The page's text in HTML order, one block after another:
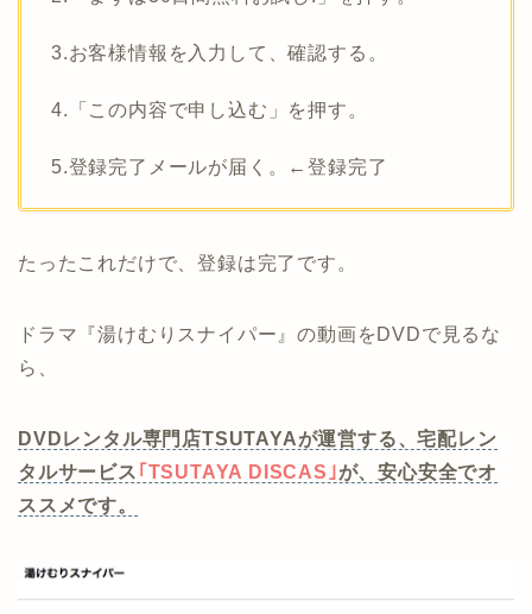
3.お客様情報を入力して、確認する。
4.「この内容で申し込む」を押す。
5.登録完了メールが届く。←登録完了
たったこれだけで、登録は完了です。
ドラマ『湯けむりスナイパー』の動画をDVDで見るな
ら、
DVDレンタル専門店TSUTAYAが運営する、宅配レン
タルサービス ｢TSUTAYA DISCAS｣ が、安心安全でオ
ススメです。